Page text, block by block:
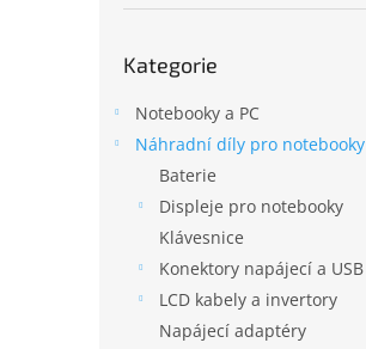
kategorie
Kategorie
Notebooky a PC
Náhradní díly pro notebooky
Baterie
Displeje pro notebooky
Klávesnice
Konektory napájecí a USB
LCD kabely a invertory
Napájecí adaptéry